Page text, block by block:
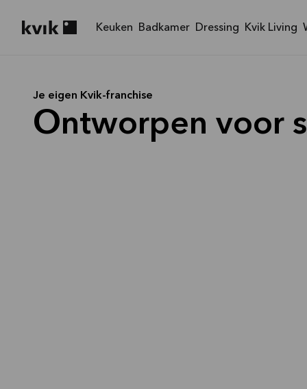
Keuken Badkamer Dressing Kvik Living
Je eigen Kvik-franchise
Ontworpen voor